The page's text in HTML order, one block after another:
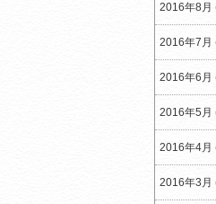
2016年8月
2016年7月
2016年6月
2016年5月
2016年4月
2016年3月